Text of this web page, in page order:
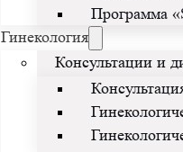
Программа
Гинекология
Консультации и